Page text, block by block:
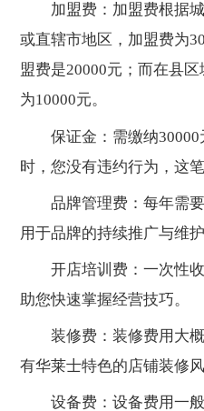
加盟费：加盟费根据城
或直辖市地区，加盟费为
盟费是20000元；而在县
为10000元。
保证金：需缴纳30000
时，您没有违约行为，这
品牌管理费：每年需要
用于品牌的持续推广与维护
开店培训费：一次性收
助您快速掌握经营技巧。
装修费：装修费用大概
有华莱士特色的店铺装修风
设备费：设备费用一般